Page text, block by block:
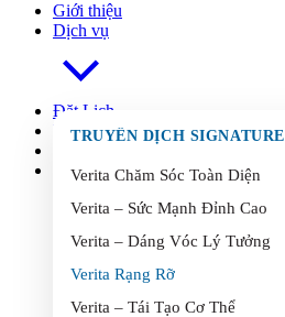
Giới thiệu
Dịch vụ
TRUYỀN DỊCH SIGNATURE
Verita Chăm Sóc Toàn Diện
Verita – Sức Mạnh Đỉnh Cao
Verita – Dáng Vóc Lý Tưởng
Verita Rạng Rỡ
Verita – Tái Tạo Cơ Thể
Đặt Lịch
FAQs
Liên Hệ